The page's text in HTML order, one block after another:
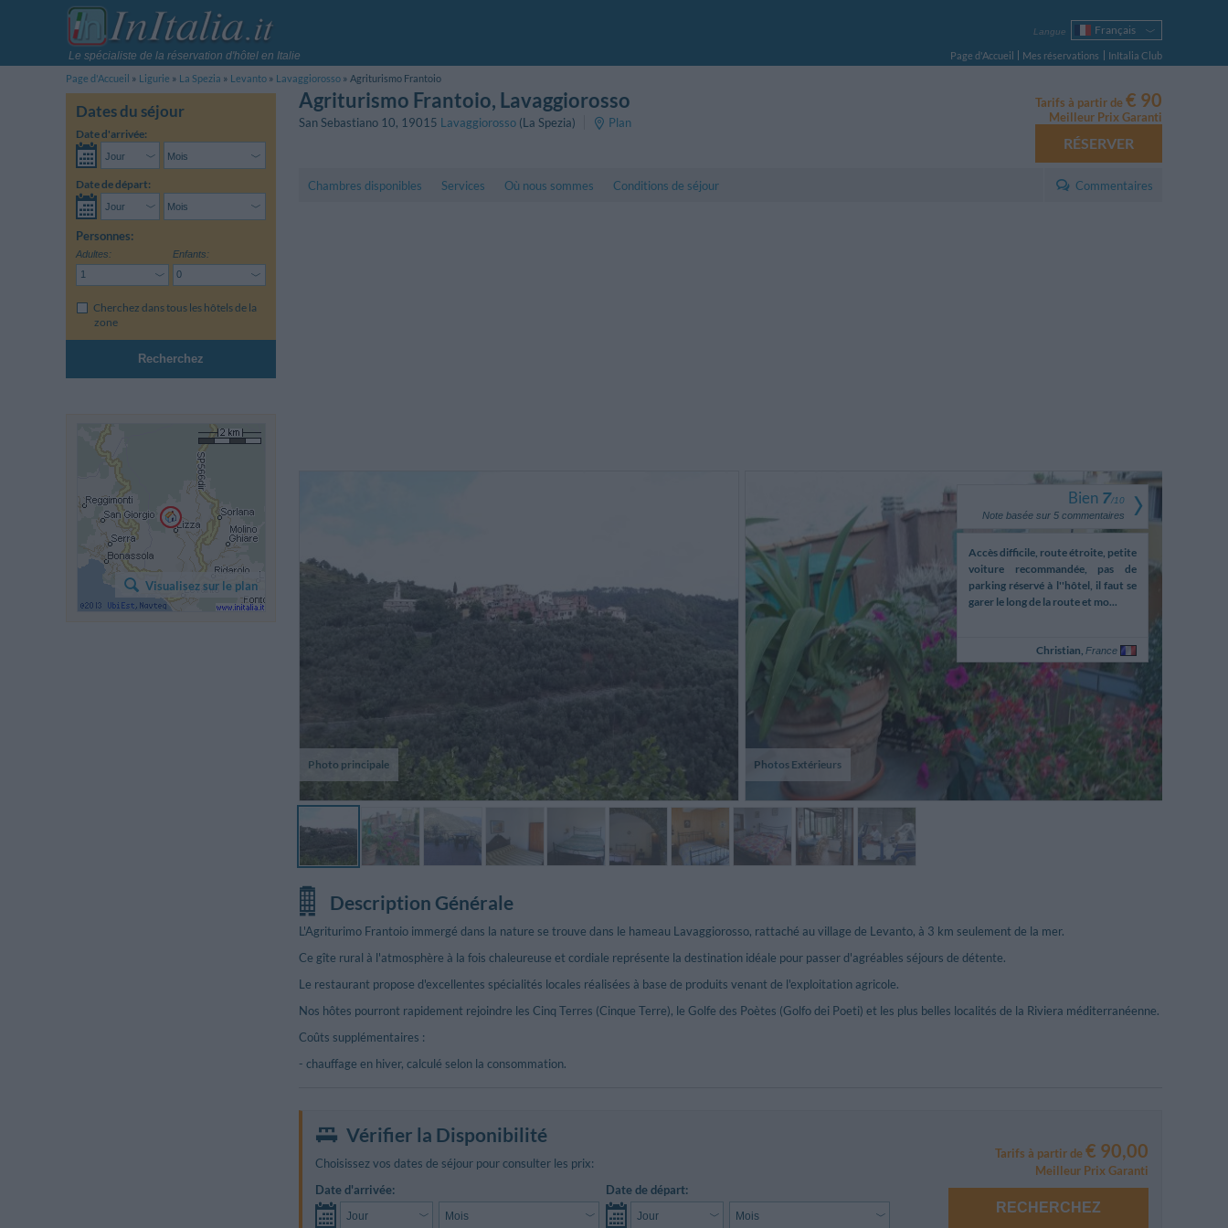
Le spécialiste de la réservation d'hôtel en Italie
Langue
Français
Italiano
English
Español
Русский
Português
Polski
Page d'Accueil Mes réservations
InItalia Club
Page d'Accueil
Ligurie La Spezia Levanto Lavaggiorosso Agriturismo Frantoio
Dates du séjour
Date d'arrivée:
Date de départ:
Personnes:
Adultes: Enfants:
Cherchez dans tous les hôtels de la
zone
Recherchez
Agriturismo Frantoio, Lavaggiorosso
San Sebastiano 10, 19015 Lavaggiorosso (La Spezia) Plan
Tarifs à partir de€ 90
Meilleur Prix Garanti
RÉSERVER
Chambres disponibles Services Où nous sommes Conditions de séjour Commentaires
Photo principale Photos Extérieurs
Bien 7/10
Note basée sur 5 commentaires
Accès difficile, route étroite, petite
voiture recommandée, pas de
parking réservé à l''hôtel, il faut se
garer le long de la route et mo...
Christian, France
Description Générale
L'Agriturimo Frantoio immergé dans la nature se trouve dans le hameau Lavaggiorosso, rattaché au village de Levanto, à 3 km seulement de la mer.
Ce gîte rural à l'atmosphère à la fois chaleureuse et cordiale représente la destination idéale pour passer d'agréables séjours de détente.
Le restaurant propose d'excellentes spécialités locales réalisées à base de produits venant de l'exploitation agricole.
Nos hôtes pourront rapidement rejoindre les Cinq Terres (Cinque Terre), le Golfe des Poètes (Golfo dei Poeti) et les plus belles localités de la Riviera méditerranéenne.
Coûts supplémentaires :
- chauffage en hiver, calculé selon la consommation.
Vérifier la Disponibilité
Choisissez vos dates de séjour pour consulter les prix:
Date d'arrivée:
Date de départ:
Tarifs à partir de€ 90,00
Meilleur Prix Garanti
RECHERCHEZ
Visualisez sur le plan